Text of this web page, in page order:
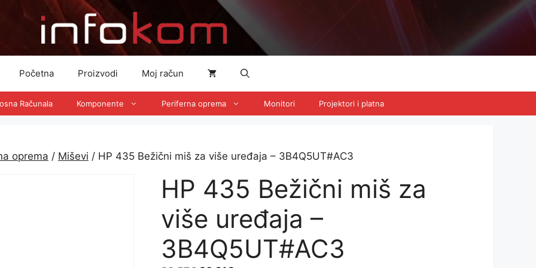
Početna Proizvodi Moj račun
Računala Komponente Periferna oprema Monitori Projektori i platna
oprema / Miševi / HP 435 Bežični miš za više uređaja – 3B4Q5UT#AC3
HP 435 Bežični miš za
više uređaja –
3B4Q5UT#AC3